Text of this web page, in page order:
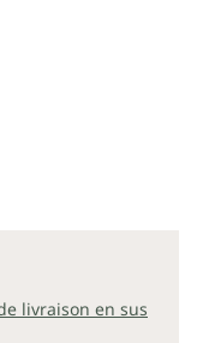
livraison en sus